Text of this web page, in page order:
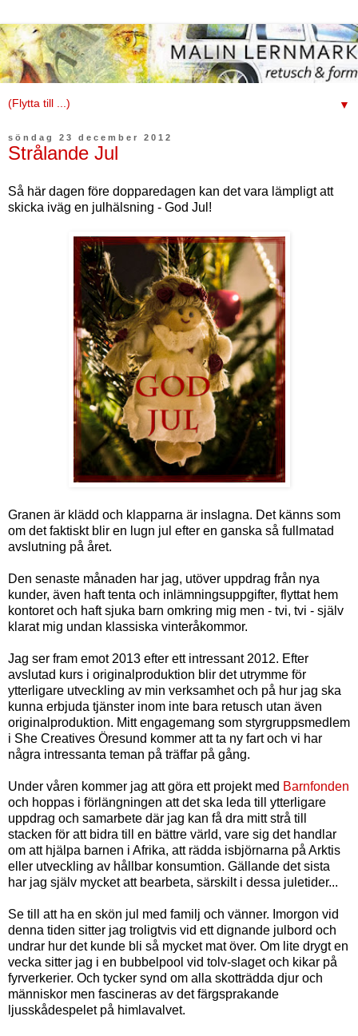
▼
söndag 23 december 2012
Strålande Jul
Så här dagen före dopparedagen kan det vara lämpligt att
skicka iväg en julhälsning - God Jul!
Granen är klädd och klapparna är inslagna. Det känns som
om det faktiskt blir en lugn jul efter en ganska så fullmatad
avslutning på året.
Den senaste månaden har jag, utöver uppdrag från nya
kunder, även haft tenta och inlämningsuppgifter, flyttat hem
kontoret och haft sjuka barn omkring mig men - tvi, tvi - själv
klarat mig undan klassiska vinteråkommor.
Jag ser fram emot 2013 efter ett intressant 2012. Efter
avslutad kurs i originalproduktion blir det utrymme för
ytterligare utveckling av min verksamhet och på hur jag ska
kunna erbjuda tjänster inom inte bara retusch utan även
originalproduktion. Mitt engagemang som styrgruppsmedlem
i She Creatives Öresund kommer att ta ny fart och vi har
några intressanta teman på träffar på gång.
Under våren kommer jag att göra ett projekt med Barnfonden
och hoppas i förlängningen att det ska leda till ytterligare
uppdrag och samarbete där jag kan få dra mitt strå till
stacken för att bidra till en bättre värld, vare sig det handlar
om att hjälpa barnen i Afrika, att rädda isbjörnarna på Arktis
eller utveckling av hållbar konsumtion. Gällande det sista
har jag själv mycket att bearbeta, särskilt i dessa juletider...
Se till att ha en skön jul med familj och vänner. Imorgon vid
denna tiden sitter jag troligtvis vid ett dignande julbord och
undrar hur det kunde bli så mycket mat över. Om lite drygt en
vecka sitter jag i en bubbelpool vid tolv-slaget och kikar på
fyrverkerier. Och tycker synd om alla skotträdda djur och
människor men fascineras av det färgsprakande
ljusskådespelet på himlavalvet.